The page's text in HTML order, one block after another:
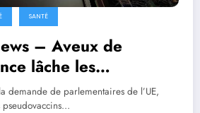
SANTÉ
– Aveux de
lâche les
!
demande de parlementaires de l’UE,
pseudovaccins…